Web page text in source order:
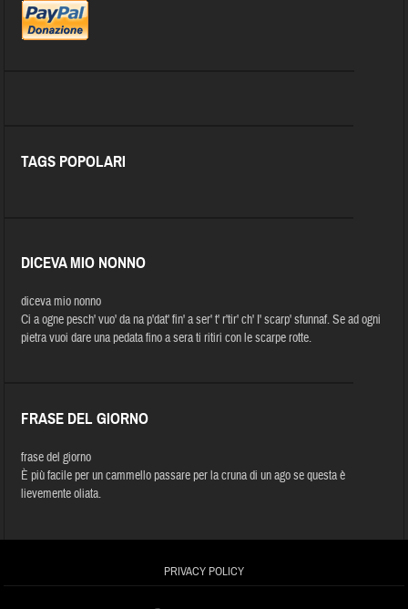
TAGS POPOLARI
DICEVA MIO NONNO
diceva mio nonno
Ci a ogne pesch' vuo' da na p'dat' fin' a ser' t' r'tir' ch' I' scarp' sfunnaf. Se ad ogni
pietra vuoi dare una pedata fino a sera ti ritiri con le scarpe rotte.
FRASE DEL GIORNO
frase del giorno
È più facile per un cammello passare per la cruna di un ago se questa è
lievemente oliata.
PRIVACY POLICY